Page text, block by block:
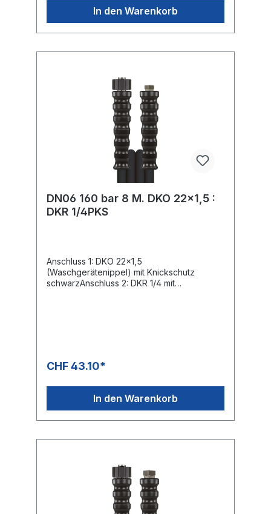
In den Warenkorb
DN06 160 bar 8 M. DKO 22x1,5 :
DKR 1/4PKS
Anschluss 1: DKO 22x1,5
(Waschgerätenippel) mit Knickschutz
schwarzAnschluss 2: DKR 1/4 mit
CHF 43.10*
In den Warenkorb